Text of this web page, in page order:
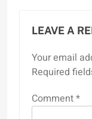
LEAVE A
Your email
Required
Comment*